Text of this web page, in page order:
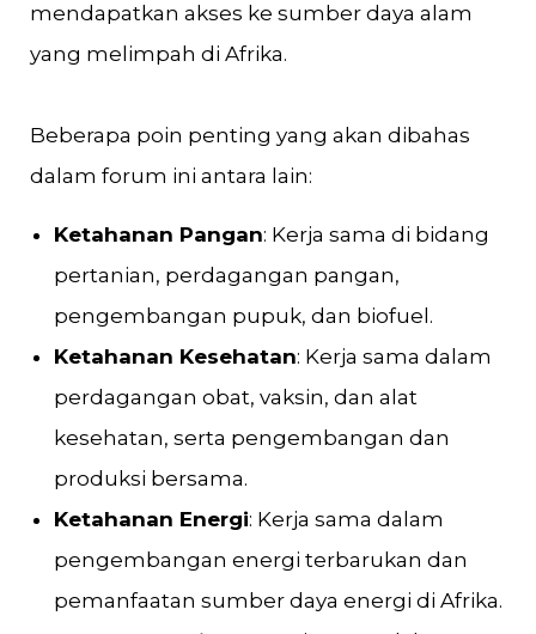
mendapatkan akses ke sumber daya alam
yang melimpah di Afrika.
Beberapa poin penting yang akan dibahas
dalam forum ini antara lain:
Ketahanan Pangan: Kerja sama di bidang
pertanian, perdagangan pangan,
pengembangan pupuk, dan biofuel.
Ketahanan Kesehatan: Kerja sama dalam
perdagangan obat, vaksin, dan alat
kesehatan, serta pengembangan dan
produksi bersama.
Ketahanan Energi: Kerja sama dalam
pengembangan energi terbarukan dan
pemanfaatan sumber daya energi di Afrika.